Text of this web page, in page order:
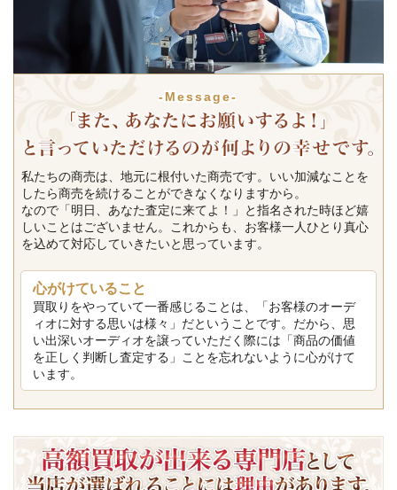
-Message-
私たちの商売は、地元に根付いた商売です。いい加減なことを
したら商売を続けることができなくなりますから。
なので「明日、あなた査定に来てよ！」と指名された時ほど嬉
しいことはございません。これからも、お客様一人ひとり真心
を込めて対応していきたいと思っています。
心がけていること
買取りをやっていて一番感じることは、「お客様のオーデ
ィオに対する思いは様々」だということです。だから、思
い出深いオーディオを譲っていただく際には「商品の価値
を正しく判断し査定する」ことを忘れないように心がけて
います。